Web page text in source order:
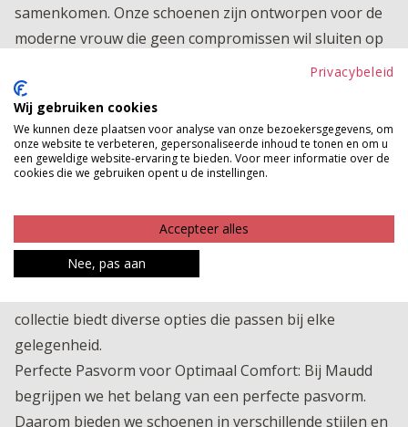
samenkomen. Onze schoenen zijn ontworpen voor de
moderne vrouw die geen compromissen wil sluiten op
het gebied van comfort en elegantie. Of je nu op zoek
bent naar tijdloze pumps voor een formele
gelegenheid, trendy sneakers voor een casual dagje
uit, of comfortabele instappers voor dagelijks gebruik,
bij Maudd vind je het perfecte paar.
Stijlvolle en Duurzame Materialen: Onze schoenen zijn
vervaardigd uit hoogwaardige en duurzame
materialen, ontworpen om langdurig comfort en stijl te
collectie biedt diverse opties die passen bij elke
gelegenheid.
Perfecte Pasvorm voor Optimaal Comfort: Bij Maudd
begrijpen we het belang van een perfecte pasvorm.
Daarom bieden we schoenen in verschillende stijlen en
Privacybeleid
Wij gebruiken cookies
We kunnen deze plaatsen voor analyse van onze bezoekersgegevens, om
onze website te verbeteren, gepersonaliseerde inhoud te tonen en om u
een geweldige website-ervaring te bieden. Voor meer informatie over de
cookies die we gebruiken opent u de instellingen.
Accepteer alles
Nee, pas aan